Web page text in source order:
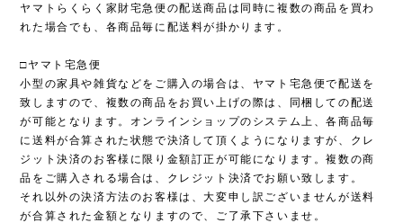
ヤマトらくらく家財宅急便の配送商品は同時に複数の商品を買わ
れた場合でも、各商品毎に配送料が掛かります。
□ヤマト宅急便
小型の家具や雑貨などをご購入の場合は、ヤマト宅急便で配送を
致しますので、複数の商品をお買い上げの際は、同梱しての配送
が可能となります。オンラインショップのシステム上、各商品毎
に送料が合算された状態で決済して頂くようになりますが、クレ
ジット決済のお客様に限り金額訂正が可能になります。複数の商
品をご購入される場合は、クレジット決済でお願い致します。
それ以外の決済方法のお客様は、大変申し訳ございませんが送料
が合算された金額となりますので、ご了承下さいませ。